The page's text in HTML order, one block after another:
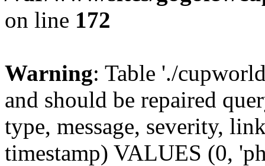
on line 172
Warning: Table './
and should be repaired
type, message, severity,
timestamp) VALUES (0,